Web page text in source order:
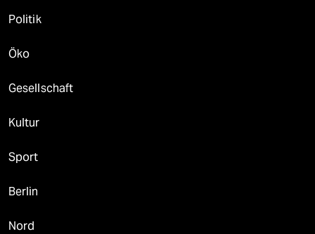
Politik
Öko
Gesellschaft
Kultur
Sport
Berlin
Nord